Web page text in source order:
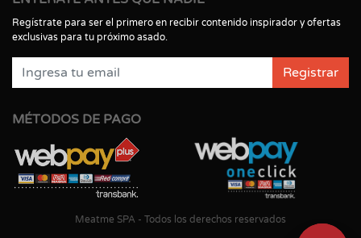
Regístrate para ser el primero en recibir contenido inspirador y ofertas
exclusivas para tu próximo asado.
Registrar
MÉTODOS DE PAGO
Meatme SPA - Todos los derechos reservados